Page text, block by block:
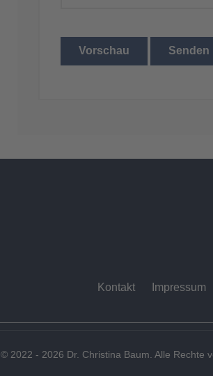
Vorschau Senden
Kontakt Impressum
© 2022 - 2026 Dr. Christina Baum. Alle Rechte